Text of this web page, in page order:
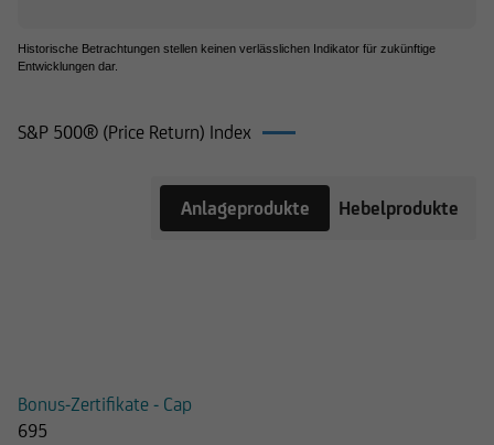
Historische Betrachtungen stellen keinen verlässlichen Indikator für zukünftige
Entwicklungen dar.
S&P 500® (Price Return) Index
Anlageprodukte Hebelprodukte
Bonus-Zertifikate - Cap
695